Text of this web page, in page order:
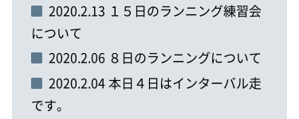
2020.2.13 １５日のランニング練習会
について
2020.2.06 ８日のランニングについて
2020.2.04 本日４日はインターバル走
です。